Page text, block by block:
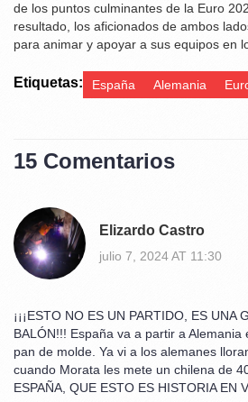
de los puntos culminantes de la Euro
resultado, los aficionados de ambos
para animar y apoyar a sus equipos en
Etiquetas: España Alemania
15 Comentarios
Elizardo Castro
julio 7, 2024 AT 11:30
¡¡¡ESTO NO ES UN PARTIDO, ES UNA
BALÓN!!! España va a partir a
pan de molde. Ya vi a los alemanes
cuando Morata les mete un chilena de
ESPAÑA, QUE ESTO ES HISTORIA EN